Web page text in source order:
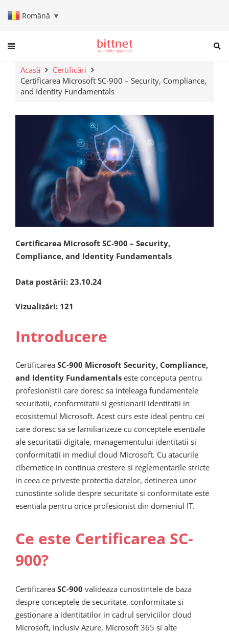
Română ▼
When autocomplete results
Acasă
Certificări
Certificarea Microsoft SC-900 – Security, Compliance,
and Identity Fundamentals
Certificarea Microsoft SC-900 – Security,
Compliance, and Identity Fundamentals
Data postării: 23.10.24
Vizualizări: 121
Introducere
Certificarea SC-900 Microsoft Security, Compliance,
and Identity Fundamentals este conceputa pentru
profesionistii care doresc sa inteleaga fundamentele
securitatii, conformitatii si gestionarii identitatii in
ecosistemul Microsoft. Acest curs este ideal pentru cei
care doresc sa se familiarizeze cu conceptele esentiale
ale securitatii digitale, managementului identitatii si
conformitatii in mediul cloud Microsoft. Cu atacurile
cibernetice in continua crestere si reglementarile stricte
in ceea ce priveste protectia datelor, detinerea unor
cunostinte solide despre securitate si conformitate este
esentiala pentru orice profesionist din domeniul IT.
Ce este Certificarea SC-
900?
Certificarea SC-900 valideaza cunostintele de baza
despre conceptele de securitate, conformitate si
gestionare a identitatilor in cadrul serviciilor cloud
Microsoft, inclusiv Azure, Microsoft 365 si alte